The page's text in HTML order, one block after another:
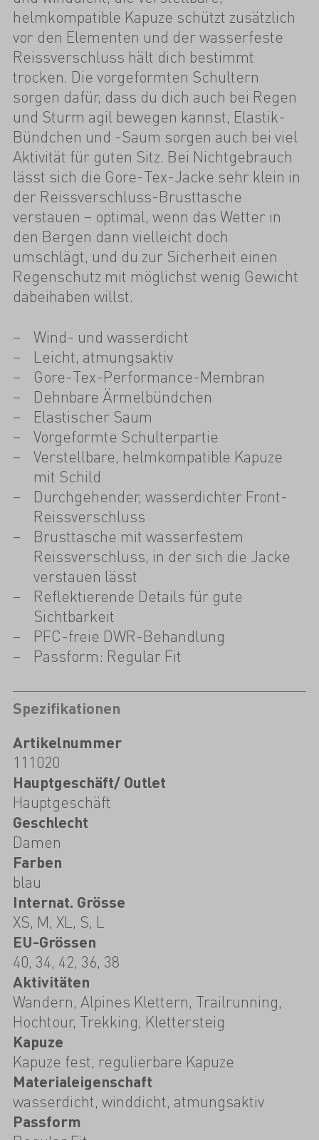
helmkompatible Kapuze schützt zusätzlich
vor den Elementen und der wasserfeste
Reissverschluss hält dich bestimmt
trocken. Die vorgeformten Schultern
sorgen dafür, dass du dich auch bei Regen
und Sturm agil bewegen kannst, Elastik-
Bündchen und -Saum sorgen auch bei viel
Aktivität für guten Sitz. Bei Nichtgebrauch
lässt sich die Gore-Tex-Jacke sehr klein in
der Reissverschluss-Brusttasche
verstauen – optimal, wenn das Wetter in
den Bergen dann vielleicht doch
umschlägt, und du zur Sicherheit einen
Regenschutz mit möglichst wenig Gewicht
dabeihaben willst.
Wind- und wasserdicht
Leicht, atmungsaktiv
Gore-Tex-Performance-Membran
Dehnbare Ärmelbündchen
Elastischer Saum
Vorgeformte Schulterpartie
Verstellbare, helmkompatible Kapuze
mit Schild
Durchgehender, wasserdichter Front-
Reissverschluss
Brusttasche mit wasserfestem
Reissverschluss, in der sich die Jacke
verstauen lässt
Reflektierende Details für gute
Sichtbarkeit
PFC-freie DWR-Behandlung
Passform: Regular Fit
Spezifikationen
Artikelnummer
111020
Hauptgeschäft/ Outlet
Hauptgeschäft
Geschlecht
Damen
Farben
blau
Internat. Grösse
XS, M, XL, S, L
EU-Grössen
40, 34, 42, 36, 38
Aktivitäten
Wandern, Alpines Klettern, Trailrunning,
Hochtour, Trekking, Klettersteig
Kapuze
Kapuze fest, regulierbare Kapuze
Materialeigenschaft
wasserdicht, winddicht, atmungsaktiv
Passform